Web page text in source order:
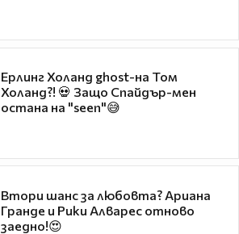
Ерлинг Холанд ghost-на Том
Холанд?! 💀 Защо Спайдър-мен
остана на "seen"😅
Втори шанс за любовта? Ариана
Гранде и Рики Алварес отново
заедно!😍